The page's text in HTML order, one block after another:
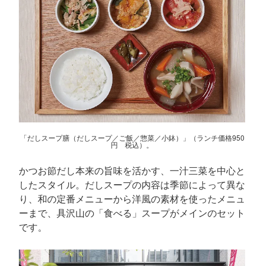
「だしスープ膳（だしスープ／ご飯／惣菜／小鉢）」（ランチ価格950
円 税込）。
かつお節だし本来の旨味を活かす、一汁三菜を中心と
したスタイル。だしスープの内容は季節によって異な
り、和の定番メニューから洋風の素材を使ったメニュ
ーまで、具沢山の「食べる」スープがメインのセット
です。